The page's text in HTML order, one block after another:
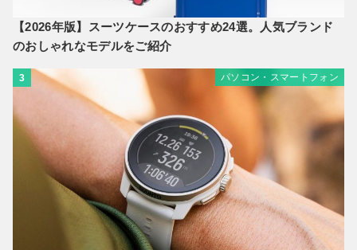
【2026年版】スーツケースのおすすめ24選。人気ブランド
のおしゃれなモデルをご紹介
3 パソコン・スマートフォン